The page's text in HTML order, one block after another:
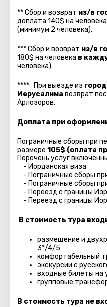
** Сбор и возврат из/в
доплата 140$ на человека
(минимум 2 человека).
*** Сбор и возврат из/в
180$ на человека в
человека).
**** При выезде из
Иерусалима возврат
Арлозоров.
Доплата при
Пограничные сборы при
размере 105$ (оплата
Перечень услуг
- Иорданская виза
- Пограничные сборы
- Пограничные сборы
- Переезд с границы
- Переезд с границы
В стоимость тура
размещение и
3*/4/5
комфортабельный
экскурсии с
входные билеты на
групповые
В стоимость тура не